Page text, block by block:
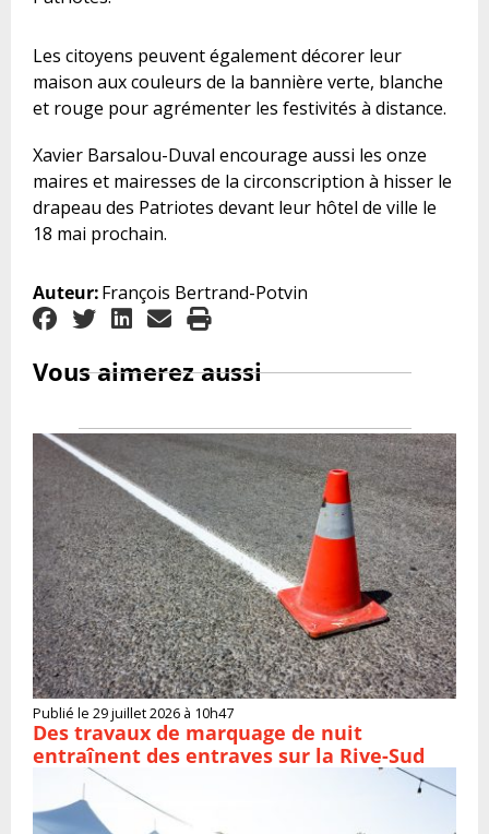
Les citoyens peuvent également décorer leur
maison aux couleurs de la bannière verte, blanche
et rouge pour agrémenter les festivités à distance.
Xavier Barsalou-Duval encourage aussi les onze
maires et mairesses de la circonscription à hisser le
drapeau des Patriotes devant leur hôtel de ville le
18 mai prochain.
Auteur:François Bertrand-Potvin
Vous aimerez aussi
Publié le 29 juillet 2026 à 10h47
Des travaux de marquage de nuit
entraînent des entraves sur la Rive-Sud